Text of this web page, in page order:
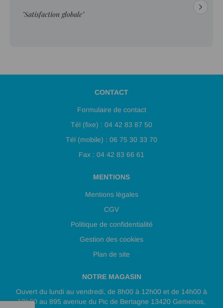
"Satisfaction globale"
CONTACT
Formulaire de contact
Tél (fixe) : 04 42 83 87 50
Tél (mobile) : 06 75 30 33 70
Fax : 04 42 83 66 61
MENTIONS
Mentions légales
CGV
Politique de confidentialité
Gestion des cookies
Plan de site
NOTRE MAGASIN
Ouvert du lundi au vendredi, de 8h00 à 12h00 et de 14h00 à
18h00 au 895 avenue du Pic de Bertagne 13420 Gemenos,